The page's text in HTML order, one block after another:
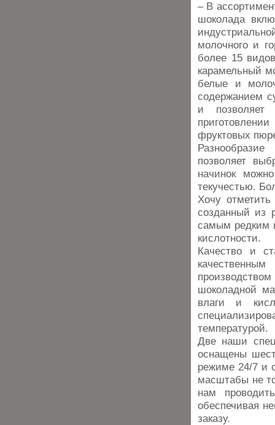
– В
шоколада
молочного и
более 15
карамельный
белые и
содержанием
и позволяет
фруктовых
позволяет
начинок
текучестью.
Хочу
созданный из
самым редким
кислотности.
Качество и
шоколадной
влаги и
температурой.
Две наши
оснащены
режиме 24/7 и
масштабы не
нам
обеспечивая
заказу.